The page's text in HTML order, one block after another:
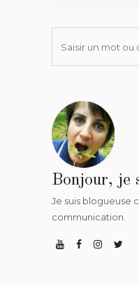
Bonjour, je
Je suis blogueuse
communication.